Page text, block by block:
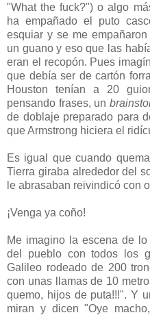
"What the fuck?") o algo
ha empañado el puto
esquiar y se me
un guano y eso que las
eran el recopón. Pues
que debía ser de cartón
Houston tenían a 20
pensando frases, un
de doblaje preparado para
que Armstrong hiciera el
Es igual que cuando
Tierra giraba alrededor del
le abrasaban reivindicó con
¡Venga ya coño!
Me imagino la escena de
del pueblo con todos los
Galileo rodeado de 200
con unas llamas de 10
quemo, hijos de puta!!!". Y
miran y dicen "Oye